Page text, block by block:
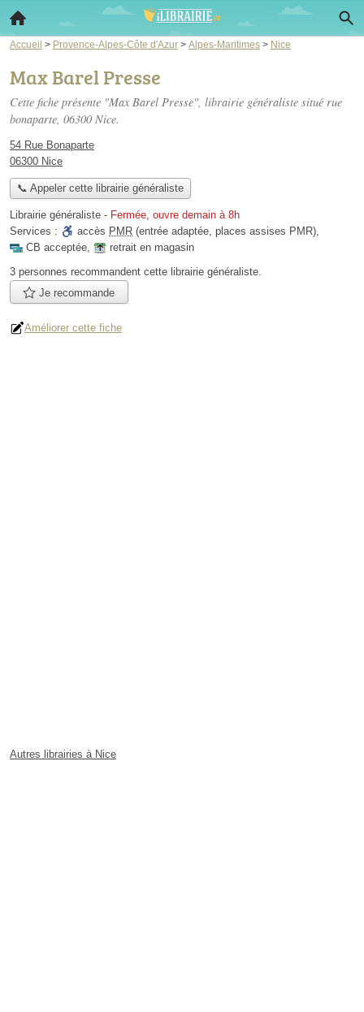
Accueil > Provence-Alpes-Côte d'Azur > Alpes-Maritimes > Nice
Max Barel Presse
Cette fiche présente "Max Barel Presse", librairie généraliste situé rue
bonaparte, 06300 Nice.
54 Rue Bonaparte
06300 Nice
📞 Appeler cette librairie généraliste
Librairie généraliste - Fermée, ouvre demain à 8h
Services :
accès PMR (entrée adaptée, places assises PMR),
CB acceptée,
retrait en magasin
3 personnes recommandent cette librairie généraliste.
Je recommande
Améliorer cette fiche
Autres librairies à Nice